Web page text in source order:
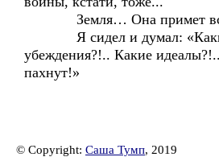
Земля… Она примет
Я сидел и думал:
убеждения?!.. Какие
пахнут!»
© Copyright: Саша Тумп, 2019